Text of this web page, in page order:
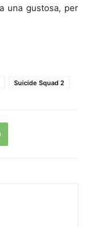
una gustosa, per
Suicide Squad 2